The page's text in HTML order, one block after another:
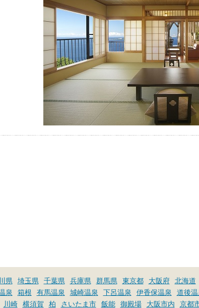
県 埼玉県 千葉県 兵庫県 群馬県 東京都 大阪府 北海道
泉 箱根 有馬温泉 城崎温泉 下呂温泉 伊香保温泉 道後温
川崎 横須賀 柏 さいたま市 飯能 御殿場 大阪市内 京都